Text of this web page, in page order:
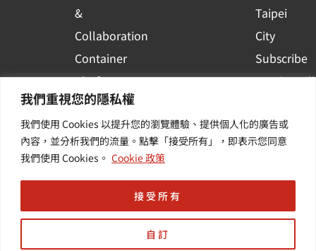
我們重視您的隱私權
我們使用 Cookies 以提升您的瀏覽體驗、提供個人化的廣告或
內容，並分析我們的流量。點擊「接受所有」，即表示您同意
我們使用 Cookies。 Cookie 政策
自訂
接受所有
&
Collaboration
Container
Platform
Applications
Others /
Value-
Taipei
City
Subscribe
to WingWill
the latest
event and